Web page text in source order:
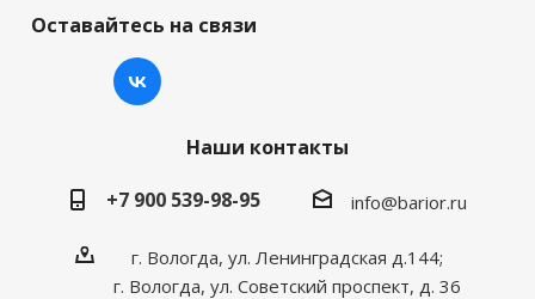
Оставайтесь на связи
Наши контакты
+7 900 539-98-95
info@barior.ru
г. Вологда, ул. Ленинградская д.144;
г. Вологда, ул. Советский проспект, д. 36